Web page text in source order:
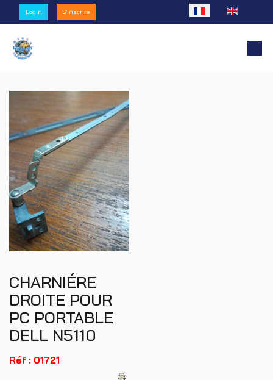
Login S'inscrire Sélectionnez votre
CHARNIÉRE
DROITE POUR
PC PORTABLE
DELL N5110
Réf : 01721